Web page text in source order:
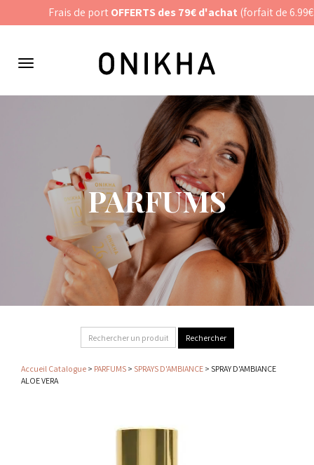
Frais de portOFFERTS des 79€ d'achat(forfait de 6.99€
navigation
PARFUMS
Accueil Catalogue > PARFUMS > SPRAYS D'AMBIANCE > SPRAY D'AMBIANCE
ALOE VERA
Panneau de gestion des cookies